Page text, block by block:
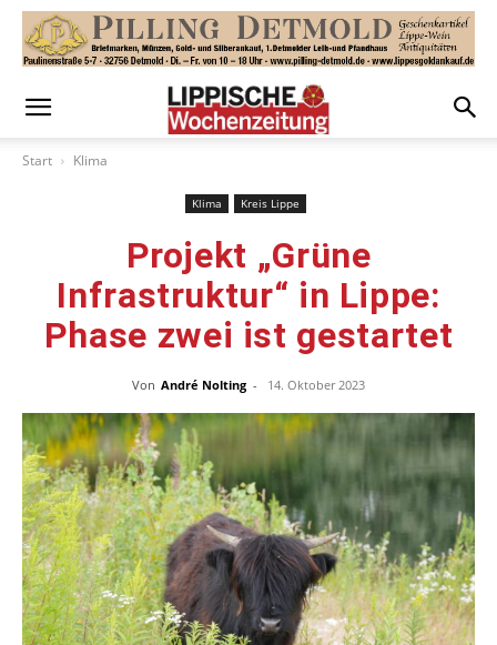
Start Klima
Klima Kreis Lippe
Projekt „Grüne
Infrastruktur“ in Lippe:
Phase zwei ist gestartet
Von André Nolting - 14. Oktober 2023